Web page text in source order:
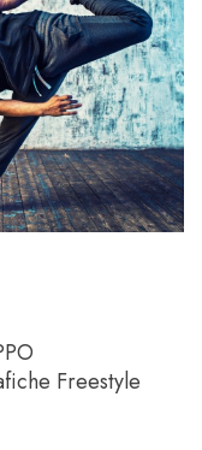
Freestyle